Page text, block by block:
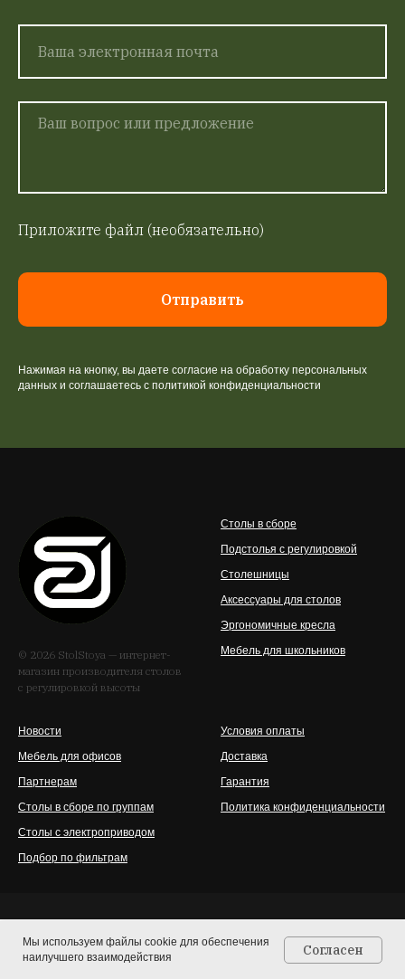
Главная Каталог
Приложите файл (необязательно)
Отправить
Нажимая на кнопку, вы даете согласие на обработку персональных
данных и соглашаетесь c политикой конфиденциальности
© 2026 StolStoya — интернет-
магазин производителя столов
с регулировкой высоты
Столы в сборе
Подстолья с регулировкой
Столешницы
Аксессуары для столов
Эргономичные кресла
Мебель для школьников
Новости
Мебель для офисов
Партнерам
Столы в сборе по группам
Столы с электроприводом
Подбор по фильтрам
Условия оплаты
Доставка
Гарантия
Политика конфиденциальности
Срок изготовления заказных и нестандартных
позиций составляет до 2х месяцев. Точный срок
Мы используем файлы cookie для обеспечения
наилучшего взаимодействия
Согласен